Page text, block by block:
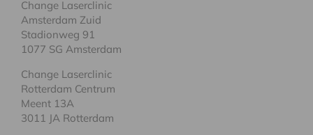
Change Laserclinic
Amsterdam Zuid
Stadionweg 91
1077 SG Amsterdam
Change Laserclinic
Rotterdam Centrum
Meent 13A
3011 JA Rotterdam